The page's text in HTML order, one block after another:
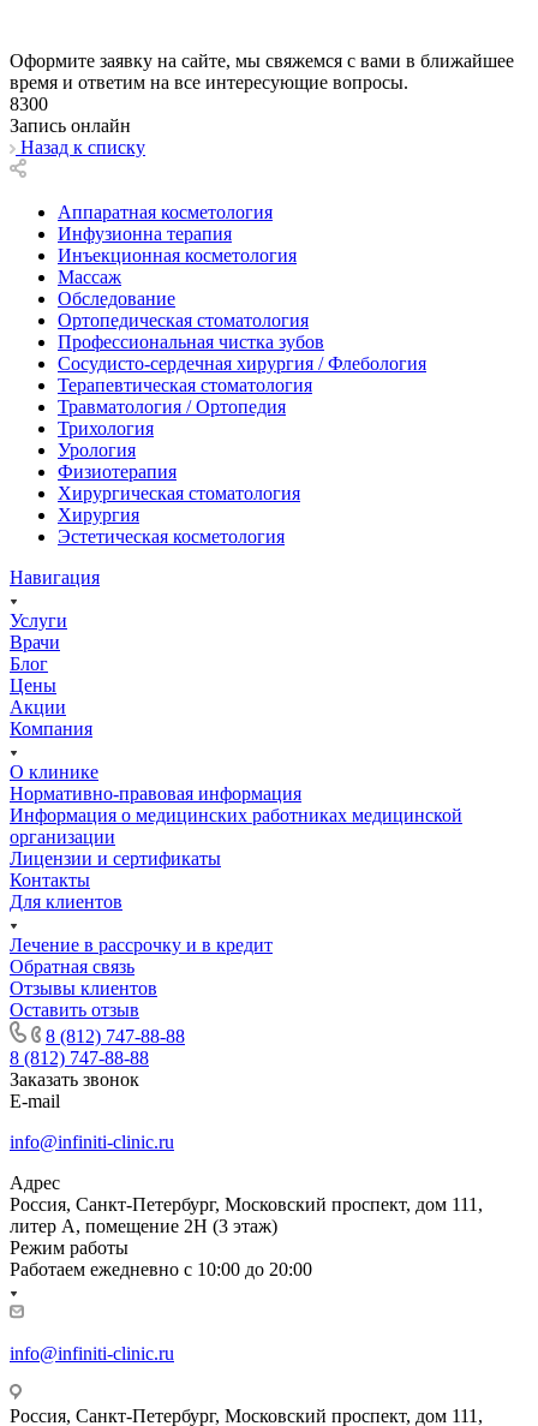
Оформите заявку на сайте, мы свяжемся с вами в ближайшее
время и ответим на все интересующие вопросы.
8300
Запись онлайн
Назад к списку
Аппаратная косметология
Инфузионна терапия
Инъекционная косметология
Массаж
Обследование
Ортопедическая стоматология
Профессиональная чистка зубов
Сосудисто-сердечная хирургия / Флебология
Терапевтическая стоматология
Травматология / Ортопедия
Трихология
Урология
Физиотерапия
Хирургическая стоматология
Хирургия
Эстетическая косметология
Навигация
Услуги
Врачи
Блог
Цены
Акции
Компания
О клинике
Нормативно-правовая информация
Информация о медицинских работниках медицинской
организации
Лицензии и сертификаты
Контакты
Для клиентов
Лечение в рассрочку и в кредит
Обратная связь
Отзывы клиентов
Оставить отзыв
8 (812) 747-88-88
8 (812) 747-88-88
Заказать звонок
E-mail
info@infiniti-clinic.ru
Адрес
Россия, Санкт-Петербург, Московский проспект, дом 111,
литер А, помещение 2Н (3 этаж)
Режим работы
Работаем ежедневно с 10:00 до 20:00
info@infiniti-clinic.ru
Россия, Санкт-Петербург, Московский проспект, дом 111,